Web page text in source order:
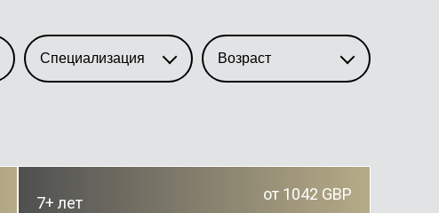
7+ лет от 1042 GBP